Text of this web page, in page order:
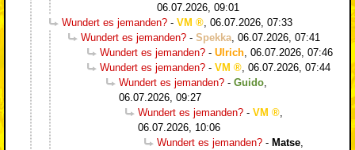
06.07.2026, 09:01
Wundert es jemanden? - VM
06.07.2026, 07:33
Wundert es jemanden? - Spekka 06.07.2026, 07:41
Wundert es jemanden? - Ulrich 06.07.2026, 07:46
Wundert es jemanden? - VM
06.07.2026, 07:44
Wundert es jemanden? - Guido
06.07.2026, 09:27
Wundert es jemanden? - VM
06.07.2026, 10:06
Wundert es jemanden? - Matse